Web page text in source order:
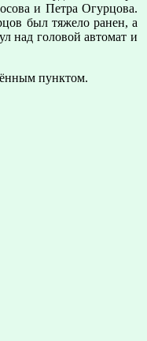
и Петра Огурцова.
был тяжело ранен, а
над головой автомат и
пунктом.